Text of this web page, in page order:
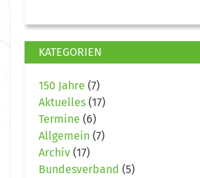
KATEGORIEN
150 Jahre (7)
Aktuelles (17)
Termine (6)
Allgemein (7)
Archiv (17)
Bundesverband (5)